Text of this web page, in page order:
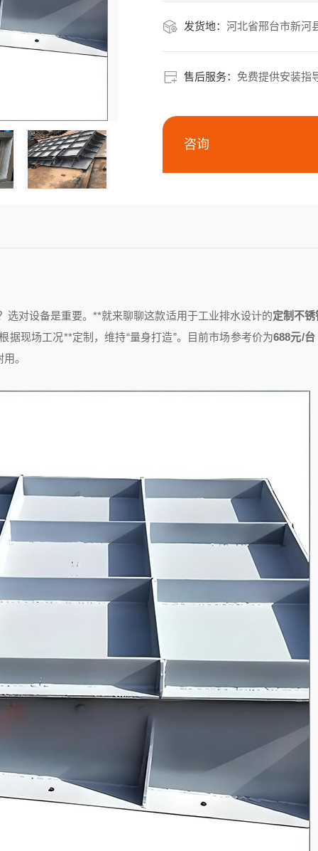
发货地： 河北省邢台市新河
售后服务： 免费提供安装指
咨询
对设备是重要。**就来聊聊这款适用于工业排水设计的定制不
现场工况**定制，维持“量身打造”。目前市场参考价为688元/台
。